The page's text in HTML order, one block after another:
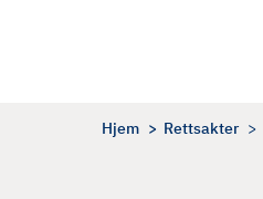
Hjem Rettsakter